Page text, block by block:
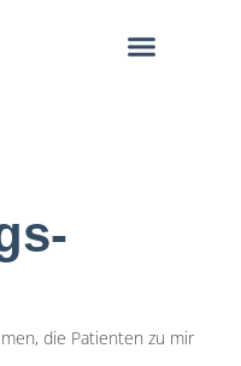
die Patienten zu mir